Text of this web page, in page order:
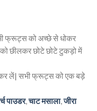
फ्रूट्स को अच्छे से धोकर
छीलकर छोटे छोटे टुकड़ो में
कर लें| सभी फ्रूट्स को एक बड़े
पाउडर,चाट मसाला,जीरा